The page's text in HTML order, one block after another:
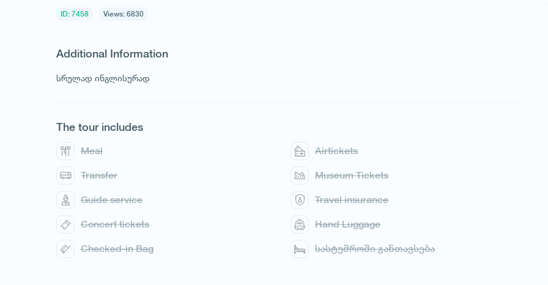
ID: 7458 Views: 6830
Additional Information
სრულად ინგლისურად
The tour includes
Meal Airtickets
Transfer Museum Tickets
Guide service Travel insurance
Concert tickets Hand Luggage
Checked-in Bag სასტუმროში განთავსება